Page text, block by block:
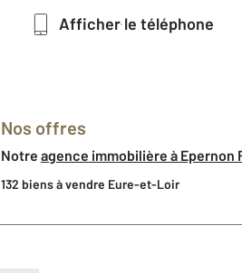
Afficher le téléphone
Nos offres
Notre agence immobilière à Epernon
132 biens à vendre Eure-et-Loir